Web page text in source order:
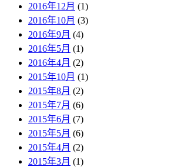
2016年12月 (1)
2016年10月 (3)
2016年9月 (4)
2016年5月 (1)
2016年4月 (2)
2015年10月 (1)
2015年8月 (2)
2015年7月 (6)
2015年6月 (7)
2015年5月 (6)
2015年4月 (2)
2015年3月 (1)